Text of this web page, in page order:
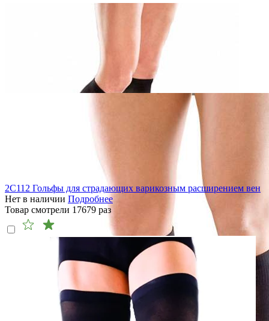
2C112 Гольфы для страдающих варикозным расширением вен
Нет в наличии Подробнее
Товар смотрели 17679 раз